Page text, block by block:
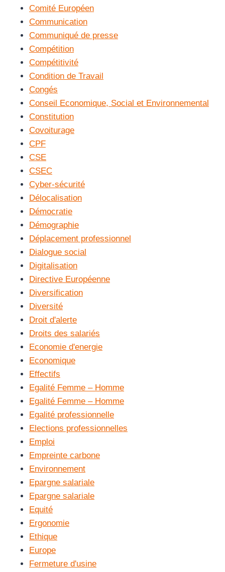
Comité Européen
Communication
Communiqué de presse
Compétition
Compétitivité
Condition de Travail
Congés
Conseil Economique, Social et Environnemental
Constitution
Covoiturage
CPF
CSE
CSEC
Cyber-sécurité
Délocalisation
Démocratie
Démographie
Déplacement professionnel
Dialogue social
Digitalisation
Directive Européenne
Diversification
Diversité
Droit d'alerte
Droits des salariés
Economie d'energie
Economique
Effectifs
Egalité Femme – Homme
Egalité Femme – Homme
Egalité professionnelle
Elections professionnelles
Emploi
Empreinte carbone
Environnement
Epargne salariale
Epargne salariale
Equité
Ergonomie
Ethique
Europe
Fermeture d'usine